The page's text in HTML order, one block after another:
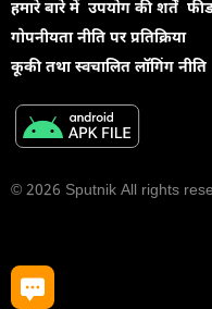
हमारे बारे में उपयोग की शर्तें
गोपनीयता नीति पर प्रतिक्रिया
कूकी तथा स्वचालित लॉगिंग नीति
© 2026 Sputnik All rights